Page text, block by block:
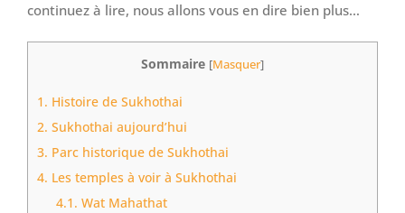
continuez à lire, nous allons vous en dire bien plus…
Sommaire [Masquer]
1. Histoire de Sukhothai
2. Sukhothai aujourd’hui
3. Parc historique de Sukhothai
4. Les temples à voir à Sukhothai
4.1. Wat Mahathat